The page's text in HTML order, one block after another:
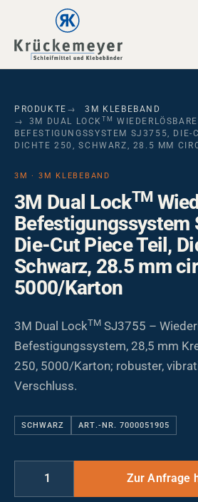
Skip to main navigation
Skip to main content
Skip to page footer
PRODUKTE
3M KLEBEBAND
3M DUAL LOCK TM
BEFESTIGUNGSSYSTEM SJ3755, DIE-
DICHTE 250, SCHWARZ, 28.5 MM
3M · 3M KLEBEBAND
3M Dual LockTM
Befestigungssystem
Die-Cut Piece Teil,
Schwarz, 28.5 mm
5000/Karton
3M Dual LockTM SJ3755 –
Befestigungssystem, 28,5 mm
250, 5000/Karton; robuster,
Verschluss.
SCHWARZ ART.-NR. 7000051905